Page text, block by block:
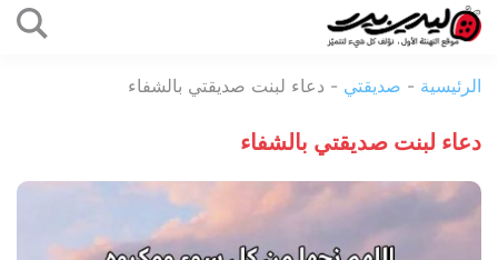
بيرد
الرئيسية - صديقتي - دعاء لبنت صديقتي بالشفاء
دعاء لبنت صديقتي بالشفاء